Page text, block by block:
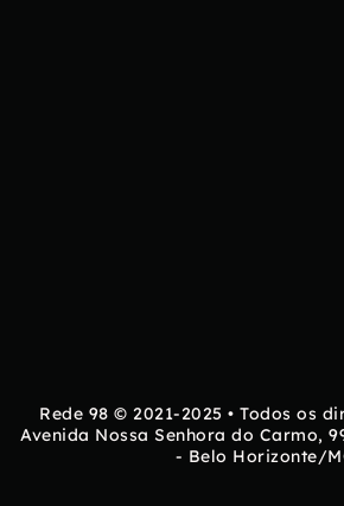
Rede 98 © 2021-2025 • Todos os
Avenida Nossa Senhora do Carmo,
- Belo Horizonte/